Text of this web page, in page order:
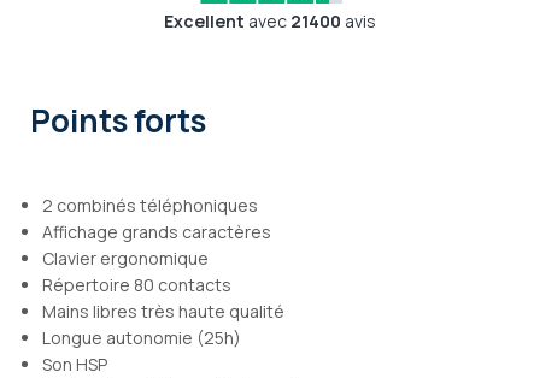
Excellent avec 21400 avis
Points forts
2 combinés téléphoniques
Affichage grands caractères
Clavier ergonomique
Répertoire 80 contacts
Mains libres très haute qualité
Longue autonomie (25h)
Son HSP